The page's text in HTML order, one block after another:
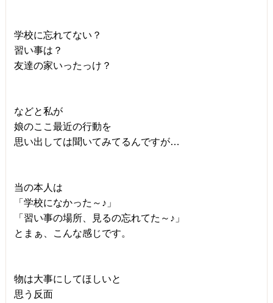
学校に忘れてない？
習い事は？
友達の家いったっけ？
などと私が
娘のここ最近の行動を
思い出しては聞いてみてるんですが…
当の本人は
「学校になかった～♪」
「習い事の場所、見るの忘れてた～♪」
とまぁ、こんな感じです。
物は大事にしてほしいと
思う反面